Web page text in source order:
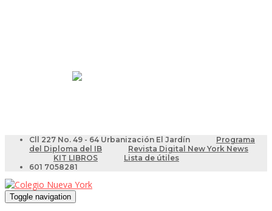
Cll 227 No. 49 - 64 Urbanización El Jardín
Programa
del Diploma del IB
Revista Digital New York News
KIT LIBROS
Lista de útiles
601 7058281
Toggle navigation